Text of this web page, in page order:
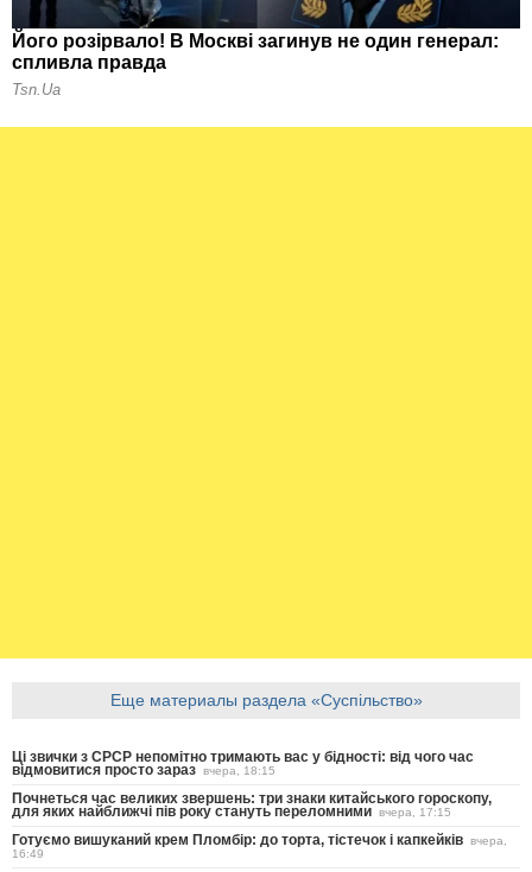
Еще материалы раздела «Суспільство»
Ці звички з СРСР непомітно тримають вас у бідності: від чого час
відмовитися просто зараз вчера, 18:15
Почнеться час великих звершень: три знаки китайського гороскопу,
для яких найближчі пів року стануть переломними вчера, 17:15
Готуємо вишуканий крем Пломбір: до торта, тістечок і капкейків вчера,
16:49